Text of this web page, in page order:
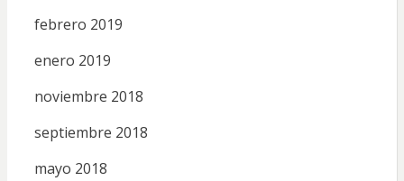
febrero 2019
enero 2019
noviembre 2018
septiembre 2018
mayo 2018